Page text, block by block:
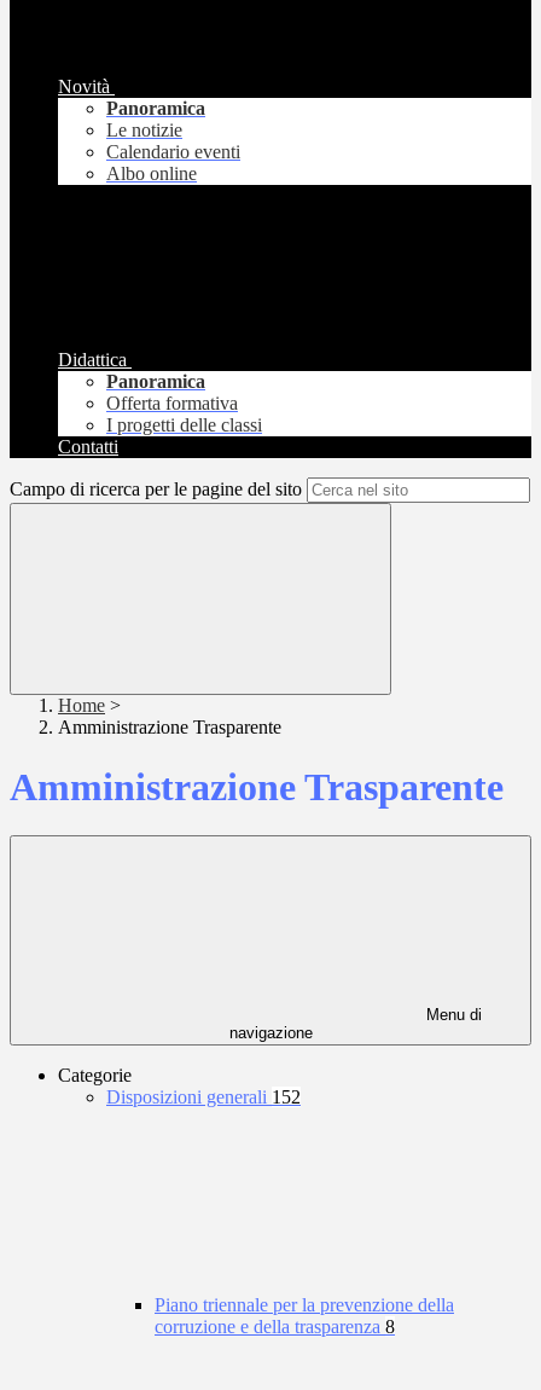
Novità
Panoramica
Le notizie
Calendario eventi
Albo online
Didattica
Panoramica
Offerta formativa
I progetti delle classi
Contatti
Campo di ricerca per le pagine del sito
Home >
Amministrazione Trasparente
Amministrazione Trasparente
Menu di
navigazione
Categorie
Disposizioni generali 152
Piano triennale per la prevenzione della
corruzione e della trasparenza 8